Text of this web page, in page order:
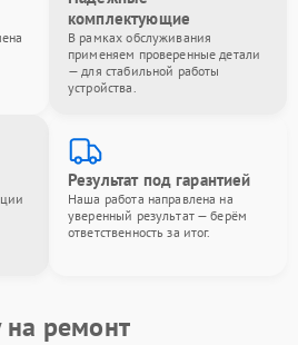
комплектующие
В рамках обслуживания
применяем проверенные детали
— для стабильной работы
устройства.
Результат под гарантией
Наша работа направлена на
уверенный результат — берём
ответственность за итог.
на ремонт